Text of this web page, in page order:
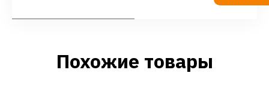
Похожие товары